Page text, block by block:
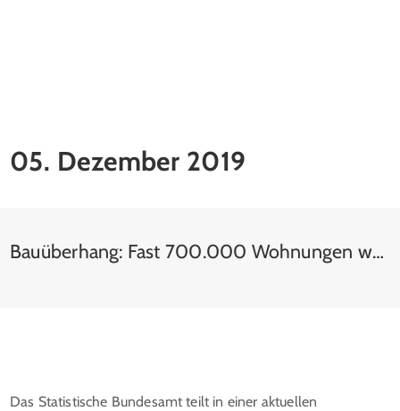
05. Dezember 2019
Bauüberhang: Fast 700.000 Wohnungen warten auf Fertigstellung
Das Statistische Bundesamt teilt in einer aktuellen